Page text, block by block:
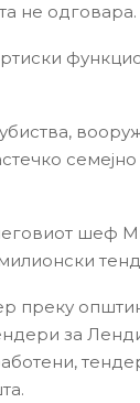
не одговара.
семејно
шеф
преку
за